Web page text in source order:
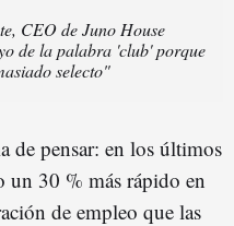
CEO de Juno House
de la palabra 'club' porque
selecto"
de pensar: en los últimos
un 30 % más rápido en
de empleo que las